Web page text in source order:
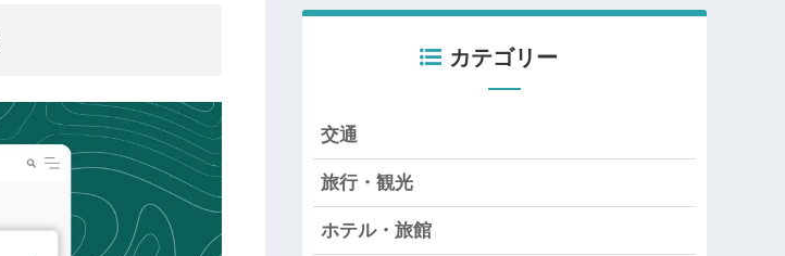
カテゴリー
交通
旅行・観光
ホテル・旅館